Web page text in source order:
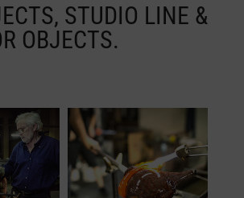
STUDIO LINE &
OBJECTS.